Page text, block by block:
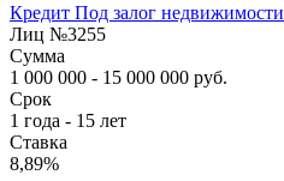
Кредит Под залог недвижимости
Лиц №3255
Сумма
1 000 000 - 15 000 000 руб.
Срок
1 года - 15 лет
Ставка
8,89%